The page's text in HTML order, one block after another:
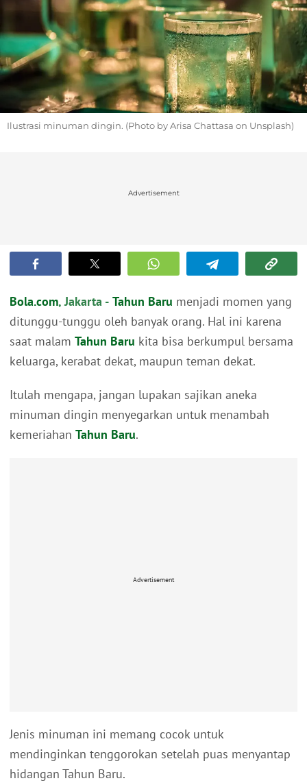
Ilustrasi minuman dingin. (Photo by Arisa Chattasa on Unsplash)
Advertisement
Bola.com, Jakarta - Tahun Baru menjadi momen yang
ditunggu-tunggu oleh banyak orang. Hal ini karena
saat malam Tahun Baru kita bisa berkumpul bersama
keluarga, kerabat dekat, maupun teman dekat.
Itulah mengapa, jangan lupakan sajikan aneka
minuman dingin menyegarkan untuk menambah
kemeriahan Tahun Baru.
Advertisement
Jenis minuman ini memang cocok untuk
mendinginkan tenggorokan setelah puas menyantap
hidangan Tahun Baru.